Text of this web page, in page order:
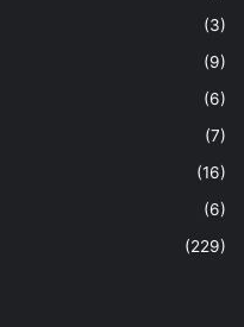
(3)
(9)
(6)
(7)
(16)
(6)
(229)